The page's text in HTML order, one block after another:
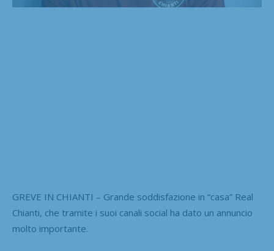
GREVE IN CHIANTI – Grande soddisfazione in “casa” Real
Chianti, che tramite i suoi canali social ha dato un annuncio
molto importante.